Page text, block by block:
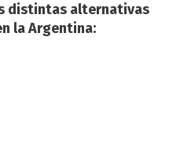
distintas alternativas
la Argentina: